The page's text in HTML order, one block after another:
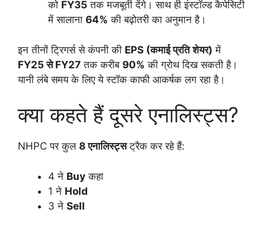
को FY35 तक मजबूती देंगे। साथ ही इंस्टॉल्ड कैपेसिटी
में सालाना 64% की बढ़ोतरी का अनुमान है।
इन तीनों ट्रिगर्स से कंपनी की EPS (कमाई प्रति शेयर) में
FY25 से FY27 तक करीब 90% की ग्रोथ दिख सकती है।
यानी लंबे समय के लिए ये स्टॉक काफी आकर्षक लग रहा है।
क्या कहते हैं दूसरे एनालिस्ट्स?
NHPC पर कुल 8 एनालिस्ट्सट्रैक कर रहे हैं:
4 ने Buy कहा
1 ने Hold
3 ने Sell